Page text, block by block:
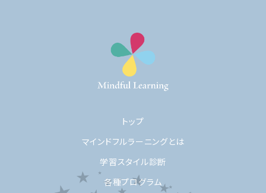
トップ
マインドフルラーニングとは
学習スタイル診断
各種プログラム